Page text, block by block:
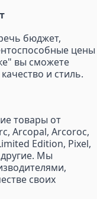
бюджет,
цены
вы сможете
и стиль.
товары от
Arcopal, Arcoroc,
Edition, Pixel,
Мы
своих